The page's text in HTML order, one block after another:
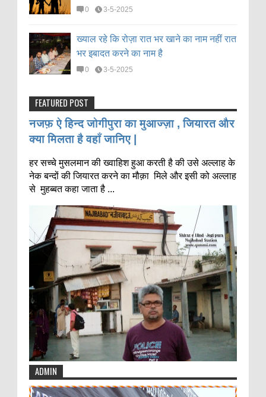
0 3-5-2025
ख्याल रहे कि रोज़ा रात भर खाने का नाम नहीं रात
भर इबादत करने का नाम है
0 3-5-2025
FEATURED POST
नजफ़ ऐ हिन्द जोगीपुरा का मुआज्ज़ा , जियारत और
क्या मिलता है वहाँ जानिए |
हर सच्चे मुसलमान की ख्वाहिश हुआ करती है की उसे अल्लाह के
नेक बन्दों की जियारत करने का मौक़ा मिले और इसी को अल्लाह
से मुहब्बत कहा जाता है ...
ADMIN